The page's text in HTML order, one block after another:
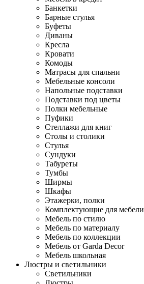
Банкетки
Барные стулья
Буфеты
Диваны
Кресла
Кровати
Комоды
Матрасы для спальни
Мебельные консоли
Напольные подставки
Подставки под цветы
Полки мебельные
Пуфики
Стеллажи для книг
Столы и столики
Стулья
Сундуки
Табуреты
Тумбы
Ширмы
Шкафы
Этажерки, полки
Комплектующие для мебели
Мебель по стилю
Мебель по материалу
Мебель по коллекции
Мебель от Garda Decor
Мебель школьная
Люстры и светильники
Светильники